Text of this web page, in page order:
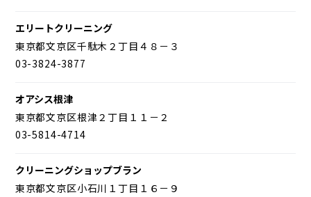
エリートクリーニング
東京都文京区千駄木２丁目４８－３
03-3824-3877
オアシス根津
東京都文京区根津２丁目１１－２
03-5814-4714
クリーニングショップブラン
東京都文京区小石川１丁目１６－９